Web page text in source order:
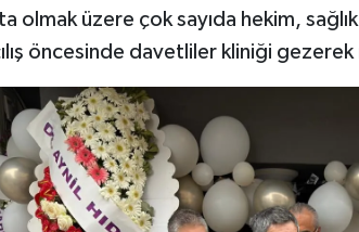
olmak üzere çok sayıda hekim,
öncesinde davetliler kliniği